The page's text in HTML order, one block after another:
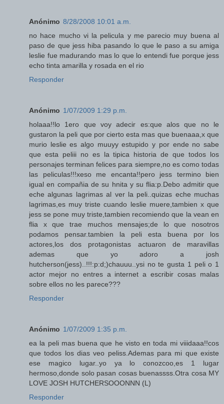
Anónimo 8/28/2008 10:01 a.m.
no hace mucho vi la pelicula y me parecio muy buena al
paso de que jess hiba pasando lo que le paso a su amiga
leslie fue madurando mas lo que lo entendi fue porque jess
echo tinta amarilla y rosada en el rio
Responder
Anónimo 1/07/2009 1:29 p.m.
holaaa!!lo 1ero que voy adecir es:que alos que no le
gustaron la peli que por cierto esta mas que buenaaa,x que
murio leslie es algo muuyy estupido y por ende no sabe
que esta peliii no es la tipica historia de que todos los
personajes terminan felices para siempre,no es como todas
las peliculas!!!xeso me encanta!!pero jess termino bien
igual en compañia de su hnita y su flia:p.Debo admitir que
eche algunas lagrimas al ver la peli..quizas eche muchas
lagrimas,es muy triste cuando leslie muere,tambien x que
jess se pone muy triste,tambien recomiendo que la vean en
flia x que trae muchos mensajes;de lo que nosotros
podamos pensar.tambien la peli esta buena por los
actores,los dos protagonistas actuaron de maravillas
ademas que yo adoro a josh
hutcherson(jess)..!!!:p:d;)chauuu..ysi no te gusta 1 peli o 1
actor mejor no entres a internet a escribir cosas malas
sobre ellos no les parece???
Responder
Anónimo 1/07/2009 1:35 p.m.
ea la peli mas buena que he visto en toda mi viiidaaa!!cos
que todos los dias veo peliss.Ademas para mi que existe
ese magico lugar..yo ya lo conozcoo,es 1 lugar
hermoso,donde solo pasan cosas buenassss.Otra cosa MY
LOVE JOSH HUTCHERSOOONNN (L)
Responder